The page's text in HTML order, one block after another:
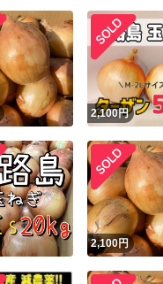
2,100円
2,100円